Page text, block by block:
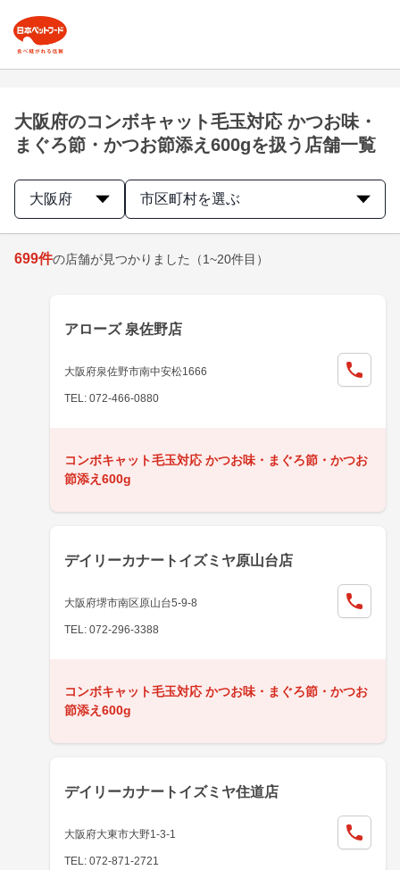
大阪府のコンボキャット毛玉対応 かつお味・
まぐろ節・かつお節添え600gを扱う店舗一覧
大阪府 市区町村を選ぶ
699件の店舗が見つかりました （1~20件目）
アローズ 泉佐野店
大阪府泉佐野市南中安松1666
TEL: 072-466-0880
コンボキャット毛玉対応 かつお味・まぐろ節・かつお
節添え600g
デイリーカナートイズミヤ原山台店
大阪府堺市南区原山台5-9-8
TEL: 072-296-3388
コンボキャット毛玉対応 かつお味・まぐろ節・かつお
節添え600g
デイリーカナートイズミヤ住道店
大阪府大東市大野1-3-1
TEL: 072-871-2721